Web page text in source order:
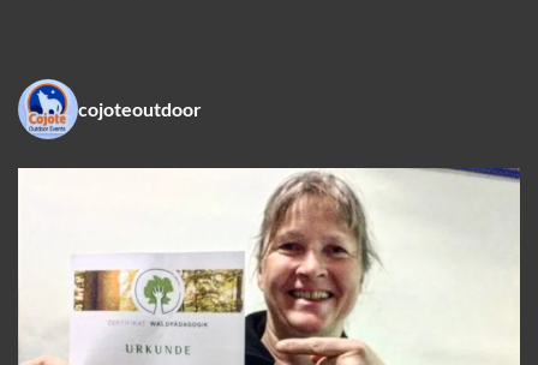
cojoteoutdoor